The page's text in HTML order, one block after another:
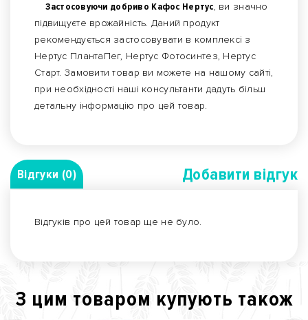
Застосовуючи добриво Кафос Нертус, ви значно
підвищуєте врожайність. Даний продукт
рекомендується застосовувати в комплексі з
Нертус ПлантаПег, Нертус Фотосинтез, Нертус
Старт. Замовити товар ви можете на нашому сайті,
при необхідності наші консультанти дадуть більш
детальну інформацію про цей товар.
Відгуки (0) Добавити вiдгук
Відгуків про цей товар ще не було.
З цим товаром купують також